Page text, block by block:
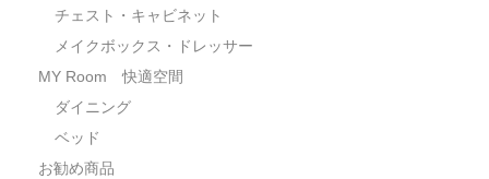
チェスト・キャビネット
メイクボックス・ドレッサー
MY Room 快適空間
ダイニング
ベッド
お勧め商品